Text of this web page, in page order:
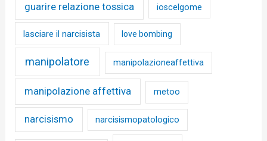
guarire relazione tossica ioscelgome
lasciare il narcisista love bombing
manipolatore manipolazioneaffettiva
manipolazione affettiva metoo
narcisismo narcisismopatologico